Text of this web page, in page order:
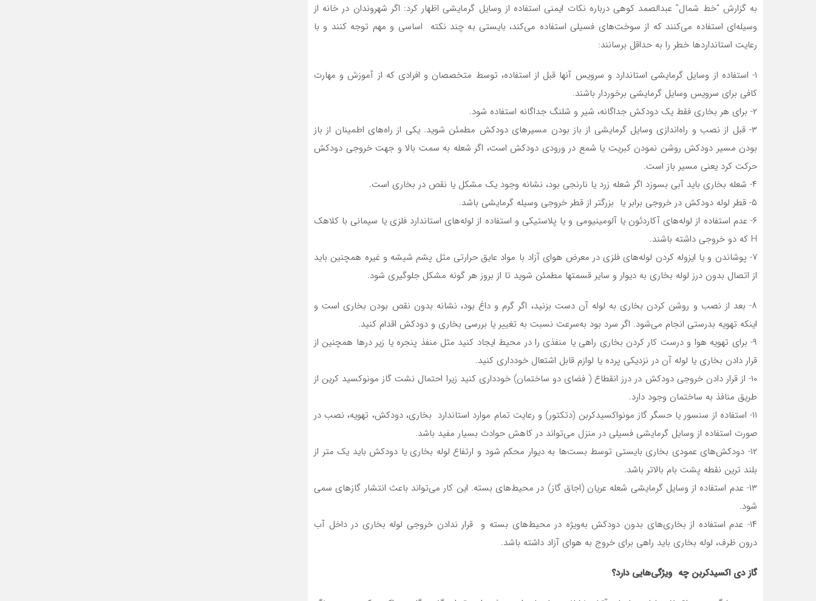
به گزارش “خط شمال” عبدالصمد کوهی درباره نکات ایمنی استفاده از وسایل گرمایشی اظهار کرد: اگر شهروندان در خانه از
وسیله‌ای استفاده می‌کنند که از سوخت‌های فسیلی استفاده می‌کند، بایستی به چند نکته اساسی و مهم توجه کنند و با
رعایت استانداردها خطر را به حداقل برسانند:
۱- استفاده از وسایل گرمایشی استاندارد و سرویس آنها قبل از استفاده، توسط متخصصان و افرادی که از آموزش و مهارت
کافی برای سرویس وسایل گرمایشی برخوردار باشند.
۲- برای هر بخاری فقط یک دودکش جداگانه، شیر و شلنگ جداگانه استفاده شود.
۳- قبل از نصب و راه‌اندازی وسایل گرمایشی از باز بودن مسیرهای دودکش مطمئن شوید. یکی از راه‌های اطمینان از باز
بودن مسیر دودکش روشن نمودن کبریت یا شمع در ورودی دودکش است، اگر شعله به سمت بالا و جهت خروجی دودکش
حرکت کرد یعنی مسیر باز است.
۴- شعله بخاری باید آبی بسوزد اگر شعله زرد یا نارنجی بود، نشانه وجود یک مشکل یا نقص در بخاری است.
۵- قطر لوله دودکش در خروجی برابر یا بزرگتر از قطر خروجی وسیله گرمایشی باشد.
۶- عدم استفاده از لوله‌های آکاردئون یا آلومینیومی و یا پلاستیکی و استفاده از لوله‌های استاندارد فلزی یا سیمانی با کلاهک
H که دو خروجی داشته باشند.
۷- پوشاندن و یا ایزوله کردن لوله‌های فلزی در معرض هوای آزاد با مواد عایق حرارتی مثل پشم شیشه و غیره همچنین باید
از اتصال بدون درز لوله بخاری به دیوار و سایر قسمتها مطمئن شوید تا از بروز هر گونه مشکل جلوگیری شود.
۸- بعد از نصب و روشن کردن بخاری به لوله آن دست بزنید، اگر گرم و داغ بود، نشانه بدون نقص بودن بخاری است و
اینکه تهویه بدرستی انجام می‌شود. اگر سرد بود به‌سرعت نسبت به تغییر یا بررسی بخاری و دودکش اقدام کنید.
۹- برای تهویه هوا و درست کار کردن بخاری راهی یا منفذی را در محیط ایجاد کنید مثل منفذ پنجره یا زیر درها همچنین از
قرار دادن بخاری یا لوله آن در نزدیکی پرده یا لوازم قابل اشتعال خودداری کنید.
۱۰- از قرار دادن خروجی دودکش در درز انقطاع ( فضای دو ساختمان) خودداری کنید زیرا احتمال نشت گاز مونوکسید کرین از
طریق منافذ به ساختمان وجود دارد.
۱۱- استفاده از سنسور یا حسگر گاز مونواکسیدکربن (دتکتور) و رعایت تمام موارد استاندارد بخاری، دودکش، تهویه، نصب در
صورت استفاده از وسایل گرمایشی فسیلی در منزل می‌تواند در کاهش حوادث بسیار مفید باشد.
۱۲- دودکش‌های عمودی بخاری بایستی توسط بست‌ها به دیوار محکم شود و ارتفاع لوله بخاری یا دودکش باید یک متر از
بلند ترین نقطه پشت بام بالاتر باشد.
۱۳- عدم استفاده از وسایل گرمایشی شعله عریان (اجاق گاز) در محیط‌های بسته. این کار می‌تواند باعث انتشار گازهای سمی
شود.
۱۴- عدم استفاده از بخاری‌های بدون دودکش به‌ویژه در محیط‌های بسته و قرار ندادن خروجی لوله بخاری در داخل آب
درون ظرف، لوله بخاری باید راهی برای خروج به هوای آزاد داشته باشد.
گاز دی اکسیدکربن چه ویژگی‌هایی دارد؟